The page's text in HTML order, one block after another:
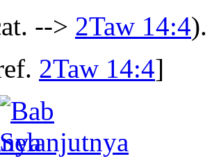
--> 2Taw 14:4).
2Taw 14:4]